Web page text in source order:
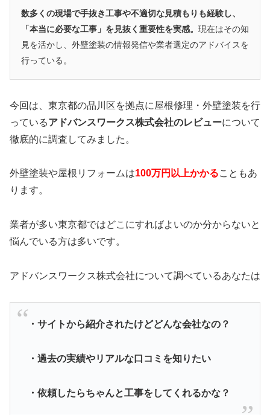
数多くの現場で手抜き工事や不適切な見積もりも経験し、
「本当に必要な工事」を見抜く重要性を実感。 現在はその知
見を活かし、外壁塗装の情報発信や業者選定のアドバイスを
行っている。
今回は、東京都の品川区を拠点に屋根修理・外壁塗装を行
っているアドバンスワークス株式会社のレビューについて
徹底的に調査してみました。
外壁塗装や屋根リフォームは100万円以上かかることもあ
ります。
業者が多い東京都ではどこにすればよいのか分からないと
悩んでいる方は多いです。
アドバンスワークス株式会社について調べているあなたは
・サイトから紹介されたけどどんな会社なの？
・過去の実績やリアルな口コミを知りたい
・依頼したらちゃんと工事をしてくれるかな？